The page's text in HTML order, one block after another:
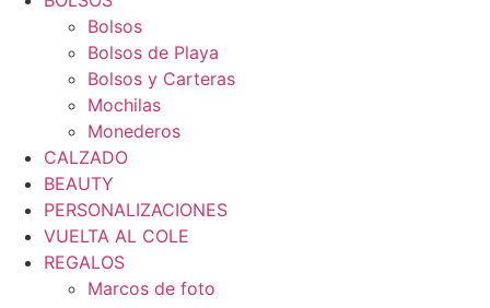
Bolsos
Bolsos de Playa
Bolsos y Carteras
Mochilas
Monederos
CALZADO
BEAUTY
PERSONALIZACIONES
VUELTA AL COLE
REGALOS
Marcos de foto